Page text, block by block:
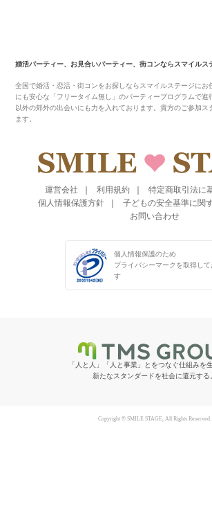
婚活パーティー、お見合いパーティー、街コンならスマイルス
全国で婚活・恋活・街コンをお探しならスマイルステージにお
にも安心な「フリータイム無し」のパーティープログラムで進
以外の郊外の出会いにも力を入れております。貴方のご参加ス
ます。
運営会社 利用規約
特定商取引法に
個人情報保護方針
子どもの安全基準に関
お問い合わせ
個人情報保護のため
プライバシーマークを取得して
す
「人と人」「人と事業」とをつなぐ仕組みを
新たなスタンダードを社会に還元する
Copyright © SMILE STAGE, All Rights Reserved.